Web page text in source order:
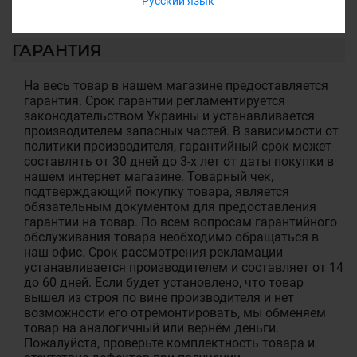
ГАРАНТИЯ
На весь товар в нашем магазине предоставляется
гарантия. Срок гарантии регламентируется
законодательством Украины и устанавливается
производителем запасных частей. В зависимости от
политики производителя, гарантийный срок может
составлять от 30 дней до 3-х лет от даты покупки в
нашем интернет магазине. Товарный чек,
подтверждающий покупку товара, является
обязательным документом для предоставления
гарантии на товар. По всем вопросам гарантийного
обслуживания товара необходимо обращаться в
наш офис. Срок рассмотрения рекламации
устанавливается производителем и составляет от 14
до 60 дней. Если будет установлено, что товар
вышел из строя по вине производителя и нет
возможности его отремонтировать, мы обменяем
товар на аналогичный или вернём деньги.
Пожалуйста, проверьте комплектность товара и